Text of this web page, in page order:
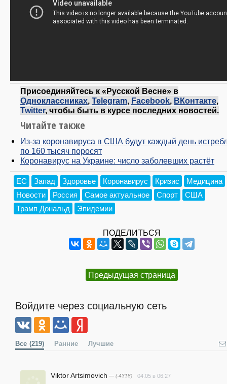
Присоединяйтесь к «Русской Весне» в
Одноклассниках, Telegram, Facebook, ВКонтакте,
Twitter, чтобы быть в курсе последних новостей.
Читайте также
Из-за коронавируса в США будут каждый день
по 160 тысяч поросят
Коронавирус на Украине: число заболевших растёт
ЕС Запад Здоровье Коронавирус Кризис
Медицина
Новости
Россия Самое актуальное Спорт
США
Трамп Дональд
Эпидемии
ПОДЕЛИТЬСЯ
Предыдущая страница
Войдите через социальную сеть
Все (219) Ранние Лучшие
Viktor Artsimovich — (-4318) 04.05 в 06:27